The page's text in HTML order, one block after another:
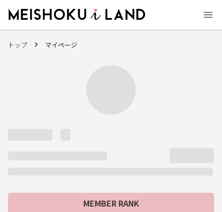
トップ マイページ
MEMBER RANK